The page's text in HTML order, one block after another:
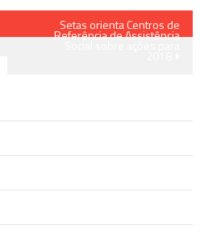
Setas orienta Centros de
Referência de Assistência